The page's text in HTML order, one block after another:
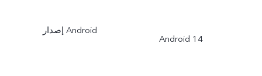
إصدار Android
Android 14